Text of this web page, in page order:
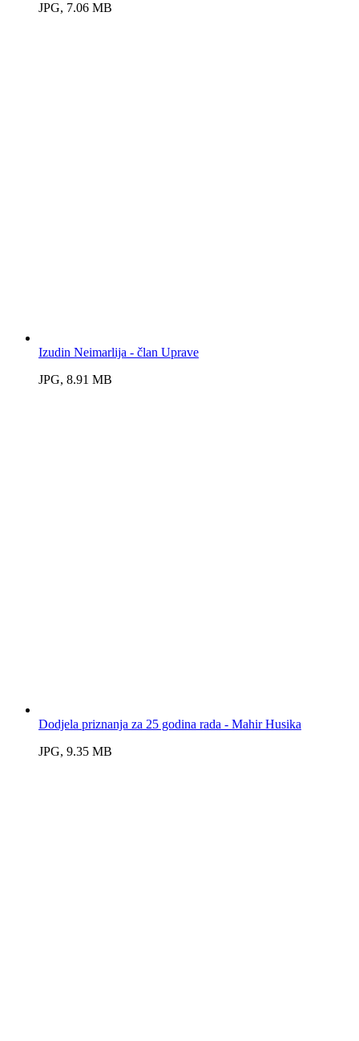
JPG, 7.06 MB
Izudin Neimarlija - član Uprave
JPG, 8.91 MB
Dodjela priznanja za 25 godina rada - Mahir Husika
JPG, 9.35 MB